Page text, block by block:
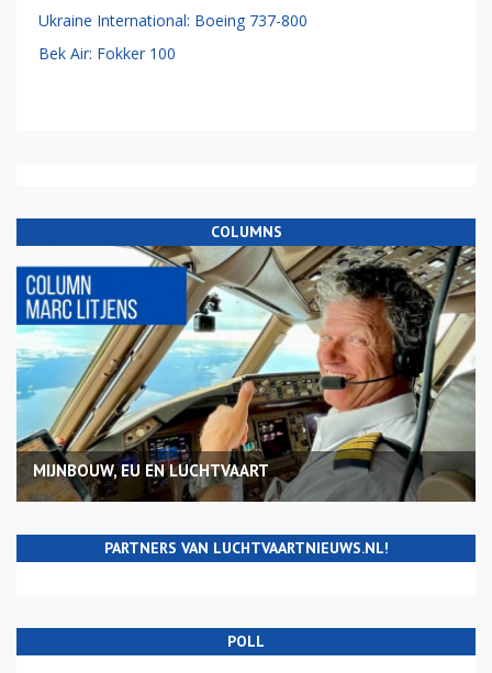
Ukraine International: Boeing 737-800
Bek Air: Fokker 100
COLUMNS
MIJNBOUW, EU EN LUCHTVAART
PARTNERS VAN LUCHTVAARTNIEUWS.NL!
POLL